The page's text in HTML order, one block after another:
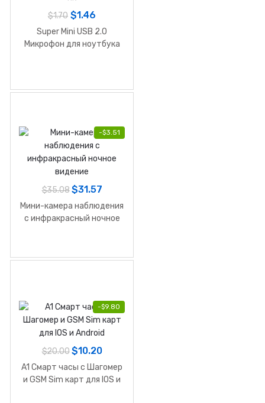
$1.70 $1.46
Super Mini USB 2.0
Микрофон для ноутбука
-$3.51
$35.08 $31.57
Мини-камера наблюдения
с инфракрасный ночное
-$9.80
$20.00 $10.20
A1 Смарт часы с Шагомер
и GSM Sim карт для IOS и